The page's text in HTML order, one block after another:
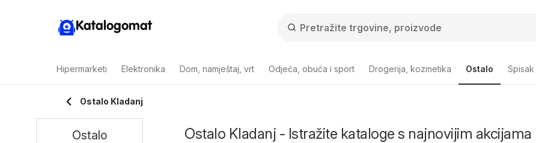
Katalogomat
Hipermarketi Elektronika Dom, namještaj, vrt Odjeća, obuća i sport Drogerija, kozmetika Ostalo
Ostalo Kladanj
Ostalo Kladanj - Istražite kataloge s najnovijim akcijama
Ostalo